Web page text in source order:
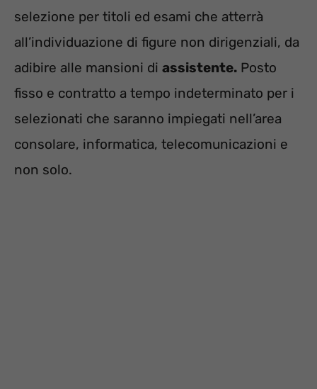
selezione per titoli ed esami che atterrà
all’individuazione di figure non dirigenziali, da
adibire alle mansioni di assistente. Posto
fisso e contratto a tempo indeterminato per i
selezionati che saranno impiegati nell’area
consolare, informatica, telecomunicazioni e
non solo.